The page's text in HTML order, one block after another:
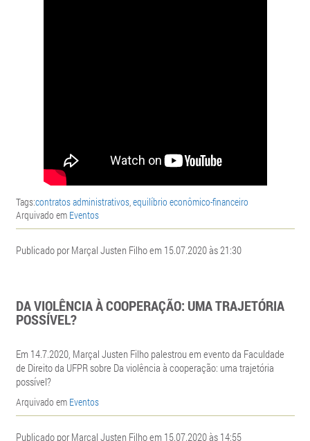
Tags:contratos administrativos,equilíbrio econômico-financeiro
Arquivado em Eventos
Publicado por Marçal Justen Filho em 15.07.2020 às 21:30
DA VIOLÊNCIA À COOPERAÇÃO: UMA TRAJETÓRIA
POSSÍVEL?
Em 14.7.2020, Marçal Justen Filho palestrou em evento da Faculdade
de Direito da UFPR sobre Da violência à cooperação: uma trajetória
possível?
Arquivado em Eventos
Publicado por Marçal Justen Filho em 15.07.2020 às 14:55